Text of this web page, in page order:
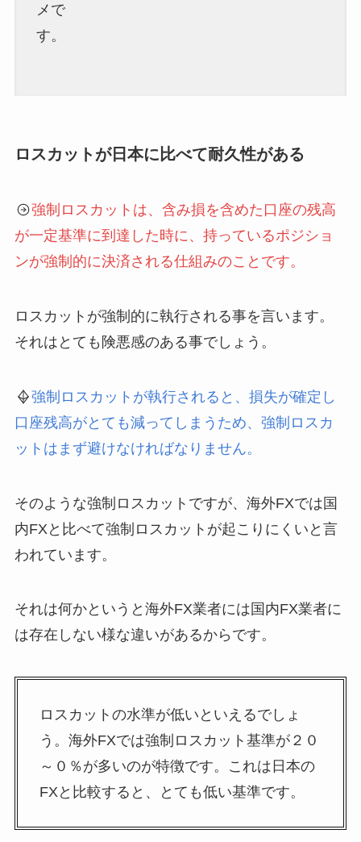
メで
す。
ロスカットが日本に比べて耐久性がある
強制ロスカットは、含み損を含めた口座の残高
が一定基準に到達した時に、持っているポジショ
ンが強制的に決済される仕組みのことです。
ロスカットが強制的に執行される事を言います。
それはとても険悪感のある事でしょう。
強制ロスカットが執行されると、損失が確定し
口座残高がとても減ってしまうため、強制ロスカ
ットはまず避けなければなりません。
そのような強制ロスカットですが、海外FXでは国
内FXと比べて強制ロスカットが起こりにくいと言
われています。
それは何かというと海外FX業者には国内FX業者に
は存在しない様な違いがあるからです。
ロスカットの水準が低いといえるでしょ
う。海外FXでは強制ロスカット基準が２０
～０％が多いのが特徴です。これは日本の
FXと比較すると、とても低い基準です。